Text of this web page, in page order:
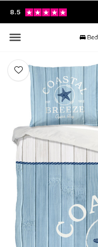
8.5